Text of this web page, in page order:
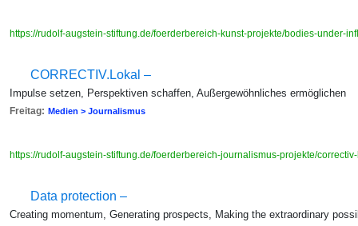
https://rudolf-augstein-stiftung.de/foerderbereich-kunst-projekte/bodies-under-
CORRECTIV.Lokal –
Impulse setzen, Perspektiven schaffen, Außergewöhnliches ermöglichen
Freitag: Medien > Journalismus
https://rudolf-augstein-stiftung.de/foerderbereich-journalismus-projekte/
Data protection –
Creating momentum, Generating prospects, Making the extraordinary